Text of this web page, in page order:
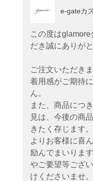
e-gateカ
この度は
だき誠にありが
ご注文いただき
着用感がご期待
ん。
また、商品につ
見は、今後の商
きたく存じます。
よりお客様に喜
励んでまいりま
やご要望等ござ
けくださいませ。